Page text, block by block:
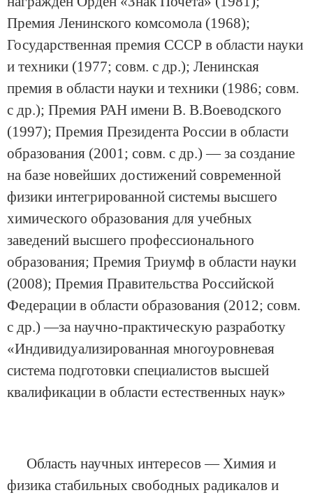
Премия Ленинского комсомола (1968);
Государственная премия СССР в области науки
и техники (1977; совм. с др.); Ленинская
премия в области науки и техники (1986; совм.
с др.); Премия РАН имени В. В.Воеводского
(1997); Премия Президента России в области
образования (2001; совм. с др.) — за создание
на базе новейших достижений современной
физики интегрированной системы высшего
химического образования для учебных
заведений высшего профессионального
образования; Премия Триумф в области науки
(2008); Премия Правительства Российской
Федерации в области образования (2012; совм.
с др.) —за научно-практическую разработку
«Индивидуализированная многоуровневая
система подготовки специалистов высшей
квалификации в области естественных наук»
Область научных интересов — Химия и
физика стабильных свободных радикалов и